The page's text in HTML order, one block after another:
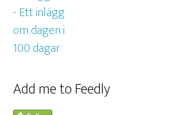
Add me to Feedly